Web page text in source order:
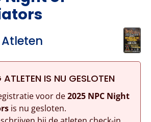
IS NU GESLOTEN
voor de2025 NPC Night
is nu gesloten.